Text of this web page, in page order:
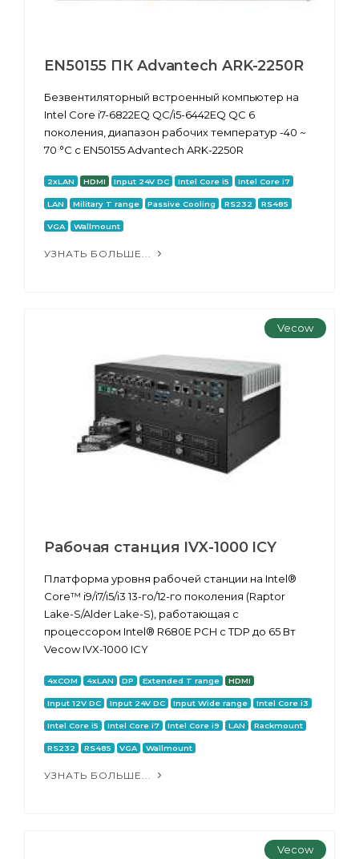
EN50155 ПК Advantech ARK-2250R
Безвентиляторный встроенный компьютер на
Intel Core i7-6822EQ QC/i5-6442EQ QC 6
поколения, диапазон рабочих температур -40 ~
70 °C с EN50155 Advantech ARK-2250R
2xLAN HDMI Input 24V DC Intel Core i5 Intel Core i7
LAN Military T range Passive Cooling RS232 RS485
VGA Wallmount
УЗНАТЬ БОЛЬШЕ...
Vecow
Рабочая станция IVX-1000 ICY
Платформа уровня рабочей станции на Intel®
Core™ i9/i7/i5/i3 13-го/12-го поколения (Raptor
Lake-S/Alder Lake-S), работающая с
процессором Intel® R680E PCH с TDP до 65 Вт
Vecow IVX-1000 ICY
4xCOM 4xLAN DP Extended T range HDMI
Input 12V DC Input 24V DC Input Wide range Intel Core i3
Intel Core i5 Intel Core i7 Intel Core i9 LAN Rackmount
RS232 RS485 VGA Wallmount
УЗНАТЬ БОЛЬШЕ...
Vecow